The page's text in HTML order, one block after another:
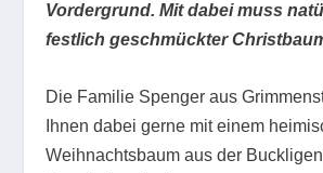
Vordergrund. Mit dabei muss
festlich geschmückter
Die Familie Spenger aus
Ihnen dabei gerne mit einem
Weihnachtsbaum aus der